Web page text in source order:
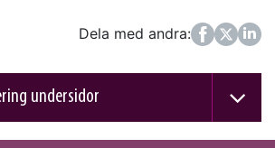
Dela med andra:
FacebookTwitter
LinkedIn
undersidor